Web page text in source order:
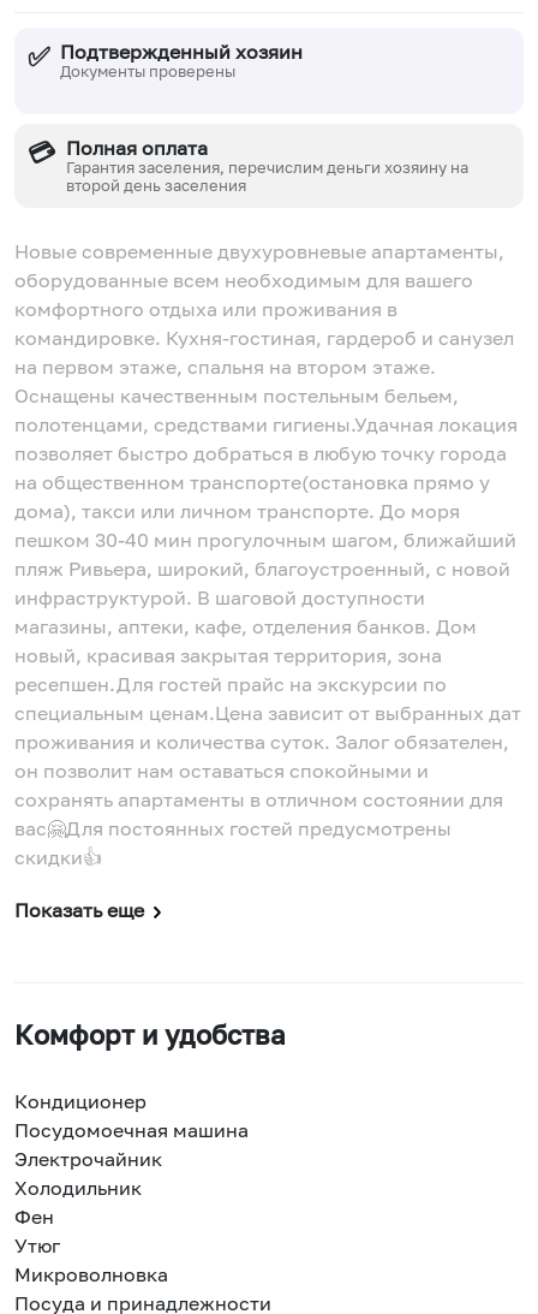
✅ Подтвержденный хозяин
Документы проверены
💳 Полная оплата
Гарантия заселения, перечислим деньги хозяину на
второй день заселения
Новые современные двухуровневые апартаменты,
оборудованные всем необходимым для вашего
комфортного отдыха или проживания в
командировке. Кухня-гостиная, гардероб и санузел
на первом этаже, спальня на втором этаже.
Оснащены качественным постельным бельем,
полотенцами, средствами гигиены.Удачная локация
позволяет быстро добраться в любую точку города
на общественном транспорте(остановка прямо у
дома), такси или личном транспорте. До моря
пешком 30-40 мин прогулочным шагом, ближайший
пляж Ривьера, широкий, благоустроенный, с новой
инфраструктурой. В шаговой доступности
магазины, аптеки, кафе, отделения банков. Дом
новый, красивая закрытая территория, зона
ресепшен.Для гостей прайс на экскурсии по
специальным ценам.Цена зависит от выбранных дат
проживания и количества суток. Залог обязателен,
он позволит нам оставаться спокойными и
сохранять апартаменты в отличном состоянии для
вас🤗Для постоянных гостей предусмотрены
скидки👍
Показать еще
Комфорт и удобства
Кондиционер
Посудомоечная машина
Электрочайник
Холодильник
Фен
Утюг
Микроволновка
Посуда и принадлежности